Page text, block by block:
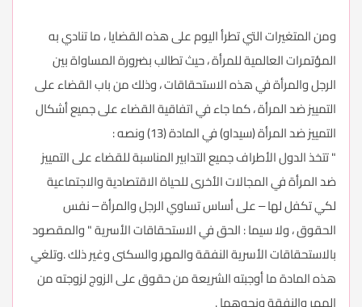
ومن المتغيرات التي تطرأ اليوم على هذه القضايا ، ما تنادي به
المؤتمرات العالمية للمرأة ، حيث تطالب بضرورة المساواة بين
الرجل والمرأة في هذه الاستحقاقات ، وذلك من باب القضاء على
التمييز ضد المرأة ، كما جاء في اتفاقية القضاء على جميع أشكال
التمييز ضد المرأة (سيداو) في المادة (13) ونصه :
" تتخذ الدول الأطراف جميع التدابير المناسبة للقضاء على التمييز
ضد المرأة في المجالات الأخرى للحياة الاقتصادية والاجتماعية
لكي تكفل لها – على أساس تساوي الرجل والمرأة – نفس
الحقوق ، ولا سيما : الحق في الاستحقاقات الأسرية " والمقصود
بالاستحقاقات الأسرية النفقة والمهر والسكنى وغير ذلك .وتلغي
هذه المادة ما أوجبته الشريعة من حقوق على الزوج لزوجته من